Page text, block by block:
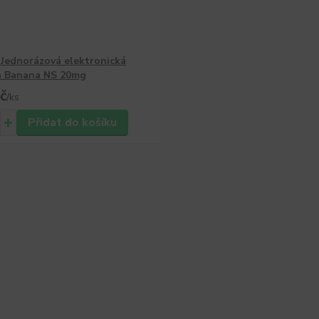
elektronická
NS 20mg
/ks
Přidat do košíku